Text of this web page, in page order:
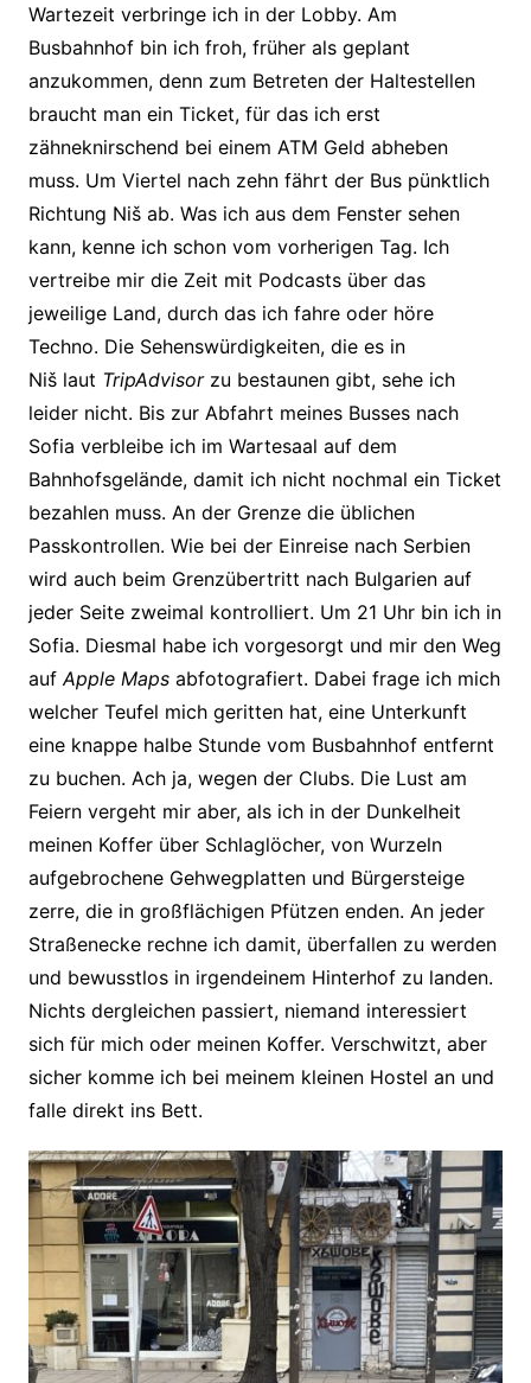
Wartezeit verbringe ich in der Lobby. Am
Busbahnhof bin ich froh, früher als geplant
anzukommen, denn zum Betreten der Haltestellen
braucht man ein Ticket, für das ich erst
zähneknirschend bei einem ATM Geld abheben
muss. Um Viertel nach zehn fährt der Bus pünktlich
Richtung Niš ab. Was ich aus dem Fenster sehen
kann, kenne ich schon vom vorherigen Tag. Ich
vertreibe mir die Zeit mit Podcasts über das
jeweilige Land, durch das ich fahre oder höre
Techno. Die Sehenswürdigkeiten, die es in
Niš laut TripAdvisorzu bestaunen gibt, sehe ich
leider nicht. Bis zur Abfahrt meines Busses nach
Sofia verbleibe ich im Wartesaal auf dem
Bahnhofsgelände, damit ich nicht nochmal ein Ticket
bezahlen muss. An der Grenze die üblichen
Passkontrollen. Wie bei der Einreise nach Serbien
wird auch beim Grenzübertritt nach Bulgarien auf
jeder Seite zweimal kontrolliert. Um 21 Uhr bin ich in
Sofia. Diesmal habe ich vorgesorgt und mir den Weg
auf Apple Mapsabfotografiert. Dabei frage ich mich
welcher Teufel mich geritten hat, eine Unterkunft
eine knappe halbe Stunde vom Busbahnhof entfernt
zu buchen. Ach ja, wegen der Clubs. Die Lust am
Feiern vergeht mir aber, als ich in der Dunkelheit
meinen Koffer über Schlaglöcher, von Wurzeln
aufgebrochene Gehwegplatten und Bürgersteige
zerre, die in großflächigen Pfützen enden. An jeder
Straßenecke rechne ich damit, überfallen zu werden
und bewusstlos in irgendeinem Hinterhof zu landen.
Nichts dergleichen passiert, niemand interessiert
sich für mich oder meinen Koffer. Verschwitzt, aber
sicher komme ich bei meinem kleinen Hostel an und
falle direkt ins Bett.